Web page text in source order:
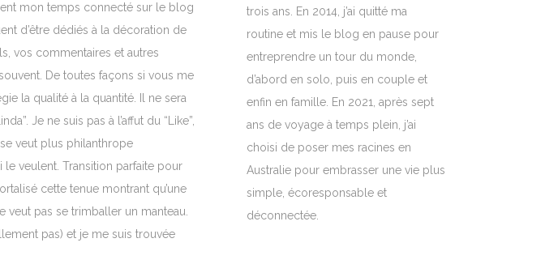
mon temps connecté sur le blog
d’être dédiés à la décoration de
vos commentaires et autres
De toutes façons si vous me
la qualité à la quantité. Il ne sera
Je ne suis pas à l’affut du “Like”,
veut plus philanthrope
le veulent. Transition parfaite pour
cette tenue montrant qu’une
veut pas se trimballer un manteau.
pas) et je me suis trouvée
trois ans. En 2014, j’ai quitté ma
routine et mis le blog en pause pour
entreprendre un tour du monde,
d’abord en solo, puis en couple et
enfin en famille. En 2021, après sept
ans de voyage à temps plein, j’ai
choisi de poser mes racines en
Australie pour embrasser une vie plus
simple, écoresponsable et
déconnectée.